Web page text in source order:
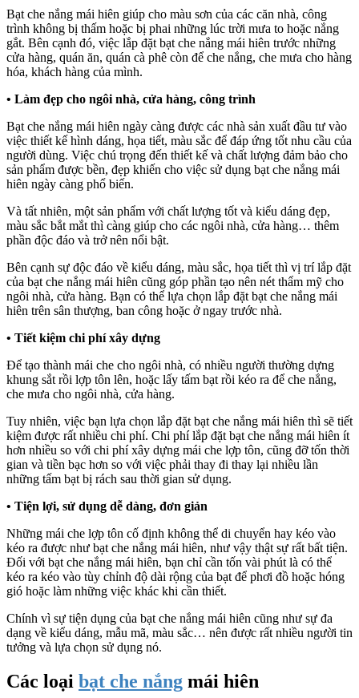
Bạt che nắng mái hiên giúp cho màu sơn của các căn nhà, công
trình không bị thấm hoặc bị phai những lúc trời mưa to hoặc nắng
gắt. Bên cạnh đó, việc lắp đặt bạt che nắng mái hiên trước những
cửa hàng, quán ăn, quán cà phê còn để che nắng, che mưa cho hàng
hóa, khách hàng của mình.
• Làm đẹp cho ngôi nhà, cửa hàng, công trình
Bạt che nắng mái hiên ngày càng được các nhà sản xuất đầu tư vào
việc thiết kế hình dáng, họa tiết, màu sắc để đáp ứng tốt nhu cầu của
người dùng. Việc chú trọng đến thiết kế và chất lượng đảm bảo cho
sản phẩm được bền, đẹp khiến cho việc sử dụng bạt che nắng mái
hiên ngày càng phổ biến.
Và tất nhiên, một sản phẩm với chất lượng tốt và kiểu dáng đẹp,
màu sắc bắt mắt thì càng giúp cho các ngôi nhà, cửa hàng… thêm
phần độc đáo và trở nên nổi bật.
Bên cạnh sự độc đáo về kiểu dáng, màu sắc, họa tiết thì vị trí lắp đặt
của bạt che nắng mái hiên cũng góp phần tạo nên nét thẩm mỹ cho
ngôi nhà, cửa hàng. Bạn có thể lựa chọn lắp đặt bạt che nắng mái
hiên trên sân thượng, ban công hoặc ở ngay trước nhà.
• Tiết kiệm chi phí xây dựng
Để tạo thành mái che cho ngôi nhà, có nhiều người thường dựng
khung sắt rồi lợp tôn lên, hoặc lấy tấm bạt rồi kéo ra để che nắng,
che mưa cho ngôi nhà, cửa hàng.
Tuy nhiên, việc bạn lựa chọn lắp đặt bạt che nắng mái hiên thì sẽ tiết
kiệm được rất nhiều chi phí. Chi phí lắp đặt bạt che nắng mái hiên ít
hơn nhiều so với chi phí xây dựng mái che lợp tôn, cũng đỡ tốn thời
gian và tiền bạc hơn so với việc phải thay đi thay lại nhiều lần
những tấm bạt bị rách sau thời gian sử dụng.
• Tiện lợi, sử dụng dễ dàng, đơn giản
Những mái che lợp tôn cố định không thể di chuyển hay kéo vào
kéo ra được như bạt che nắng mái hiên, như vậy thật sự rất bất tiện.
Đối với bạt che nắng mái hiên, bạn chỉ cần tốn vài phút là có thể
kéo ra kéo vào tùy chỉnh độ dài rộng của bạt để phơi đồ hoặc hóng
gió hoặc làm những việc khác khi cần thiết.
Chính vì sự tiện dụng của bạt che nắng mái hiên cũng như sự đa
dạng về kiểu dáng, mẫu mã, màu sắc… nên được rất nhiều người tin
tưởng và lựa chọn sử dụng nó.
Các loại bạt che nắng mái hiên